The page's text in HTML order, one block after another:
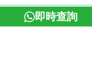
即時查詢
本網頁所提供資料僅作參考
失，富